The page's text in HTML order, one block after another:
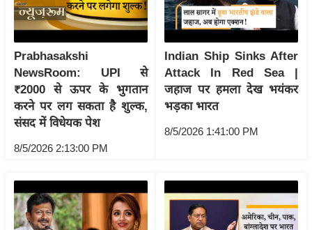
न
स्थ
ल
फि
ट
ने
स
मं
रि
ले
श
Prabhasakshi
NewsRoom: UPI से
₹2000 से ऊपर के भुगतान
करने पर लग सकता है शुल्क,
संसद में विधेयक पेश
8/5/2026 2:13:00 PM
Indian Ship Sinks After
Attack In Red Sea |
जहाज पर हमला देख भयंकर
भड़का भारत
8/5/2026 1:41:00 PM